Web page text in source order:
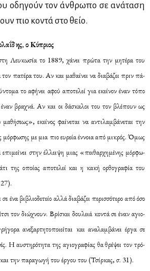
οδη­γούν τον άν­θρω­πο σε ανά­τα­ση
πιο κο­ντά στο θείο.
ο Κύ­πριος
Λευ­κω­σία το 1889, χά­νει πρώ­τα την μη­τέ­ρα του
τον πα­τέ­ρα του. Αν και μα­θαί­νει να δια­βά­ζει πριν πά­
το αφή­νει αφού απο­τε­λεί για εκεί­νον έναν τό­πο
βρα­χνά. Αν και οι δά­σκα­λοι του τον βλέ­πουν ως
μα­θή­σε­ως», εκεί­νος φαί­νε­ται να αντι­λαμ­βά­νε­ται την
μόρ­φω­σης με μια πιο ευ­ρεία έν­νοια από μι­κρός. Όμως
επι­μεί­νει στην έλ­λει­ψη μιας «πει­θαρ­χη­μέ­νης μόρ­φω­
της οποί­ας απο­τε­λεί και η κα­κή ορ­θο­γρα­φία του
σε ένα βι­βλιο­δε­τείο αλ­λά δια­βά­ζει πε­ρισ­σό­τε­ρο από όσο
τον διώ­χνουν. Βρί­σκει δου­λειά κο­ντά σε έναν αγιο­
ανε­ξαρ­τη­το­ποιεί­ται και ανα­λαμ­βά­νει έρ­γα σε
Η αυ­στη­ρό­τη­τα της αγιο­γρα­φί­ας θα θρέ­ψει τον τρό­
την πα­ρα­γω­γή του έρ­γου του (Τσίρ­κας, σ. 31).